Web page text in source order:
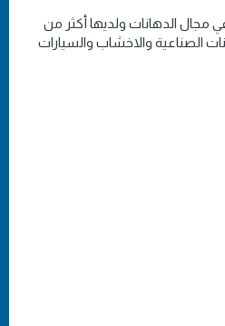
مجال الدهانات ولديها أكثر من
الصناعية والاخشاب والسيارات